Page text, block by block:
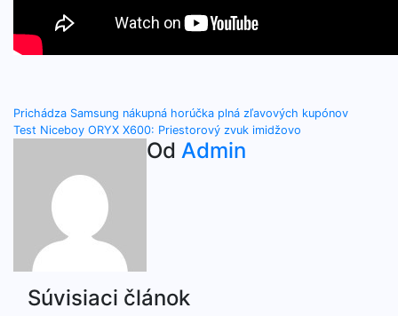
Navigácia
článku
Prichádza Samsung nákupná horúčka plná zľavových kupónov
Test Niceboy ORYX X600: Priestorový zvuk imidžovo
Od Admin
Súvisiaci článok